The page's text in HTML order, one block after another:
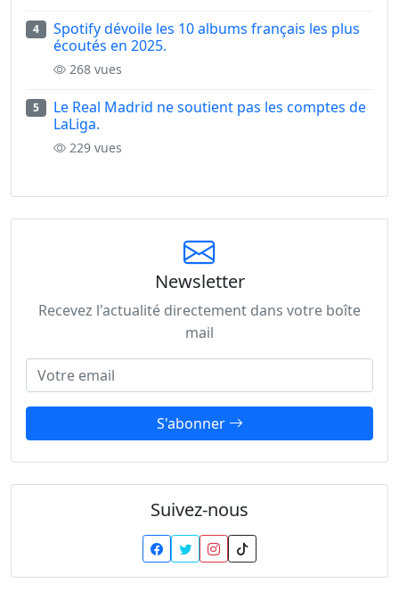
4
Spotify dévoile les 10 albums français les plus
écoutés en 2025.
268 vues
5
Le Real Madrid ne soutient pas les comptes de
LaLiga.
229 vues
Newsletter
Recevez l'actualité directement dans votre boîte
mail
S'abonner
Suivez-nous